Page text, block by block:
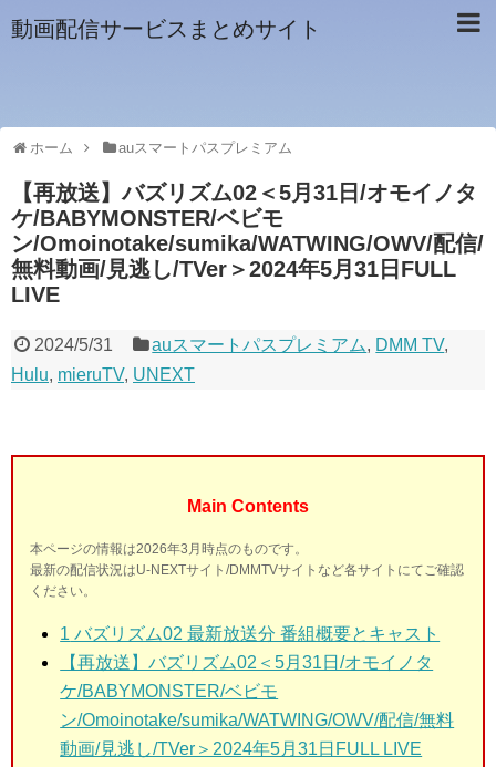
動画配信サービスまとめサイト
ホーム auスマートパスプレミアム
【再放送】バズリズム02＜5月31日/オモイノタ
ケ/BABYMONSTER/ベビモ
ン/Omoinotake/sumika/WATWING/OWV/配信/
無料動画/見逃し/TVer＞2024年5月31日FULL
LIVE
2024/5/31 auスマートパスプレミアム, DMM TV,
Hulu, mieruTV, UNEXT
Main Contents
本ページの情報は2026年3月時点のものです。
最新の配信状況はU-NEXTサイト/DMMTVサイトなど各サイトにてご確認
ください。
1 バズリズム02 最新放送分 番組概要とキャスト
【再放送】バズリズム02＜5月31日/オモイノタ
ケ/BABYMONSTER/ベビモ
ン/Omoinotake/sumika/WATWING/OWV/配信/無料
動画/見逃し/TVer＞2024年5月31日FULL LIVE